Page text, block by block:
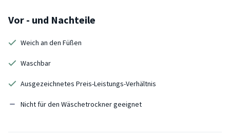
Vor - und Nachteile
Weich an den Füßen
Waschbar
Ausgezeichnetes Preis-Leistungs-Verhältnis
Nicht für den Wäschetrockner geeignet